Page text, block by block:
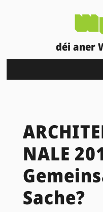
déi aner
NALE
Sache?